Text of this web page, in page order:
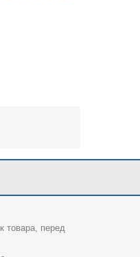
товара, перед